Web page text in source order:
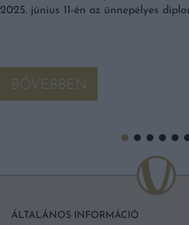
2025. június 11-én az ünnepélyes
BŐVEBBEN
ÁLTALÁNOS INFORMÁCIÓ